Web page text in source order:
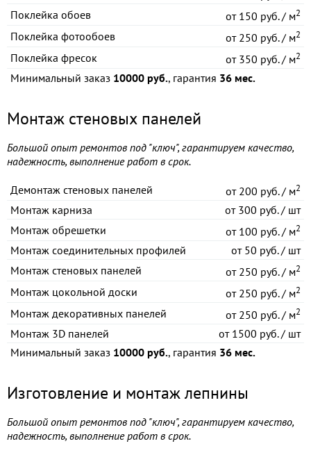
Поклейка обоев от150 руб. / м2
Поклейка фотообоев от250 руб. / м2
Поклейка фресок от350 руб. / м2
Минимальный заказ 10000 руб., гарантия 36 мес.
Монтаж стеновых панелей
Большой опыт ремонтов под "ключ", гарантируем качество,
надежность, выполнение работ в срок.
Демонтаж стеновых панелей от200 руб. / м2
Монтаж карниза от300 руб. / шт
Монтаж обрешетки
от100 руб. / м2
Монтаж соединительных профилей от50 руб. / шт
Монтаж стеновых панелей
от250 руб. / м2
Монтаж цокольной доски от250 руб. / м2
Монтаж декоративных панелей от250 руб. / м2
Монтаж 3D панелей от1500 руб. / шт
Минимальный заказ 10000 руб., гарантия 36 мес.
Изготовление и монтаж лепнины
Большой опыт ремонтов под "ключ", гарантируем качество,
надежность, выполнение работ в срок.